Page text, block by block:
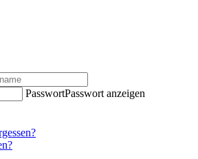
PasswortPasswort anzeigen